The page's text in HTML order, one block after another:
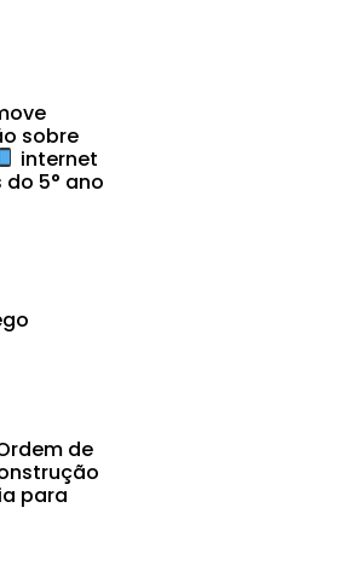
sobre
internet
5° ano
de
para